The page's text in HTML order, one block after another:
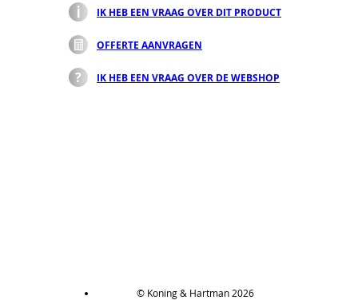
IK HEB EEN VRAAG OVER DIT PRODUCT
OFFERTE AANVRAGEN
IK HEB EEN VRAAG OVER DE WEBSHOP
© Koning & Hartman 2026